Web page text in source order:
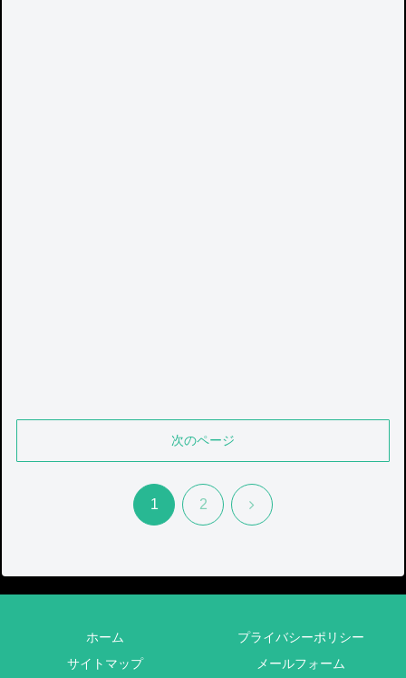
次のページ
1 2 次
ホーム
プライバシーポリシー
サイトマップ
メールフォーム